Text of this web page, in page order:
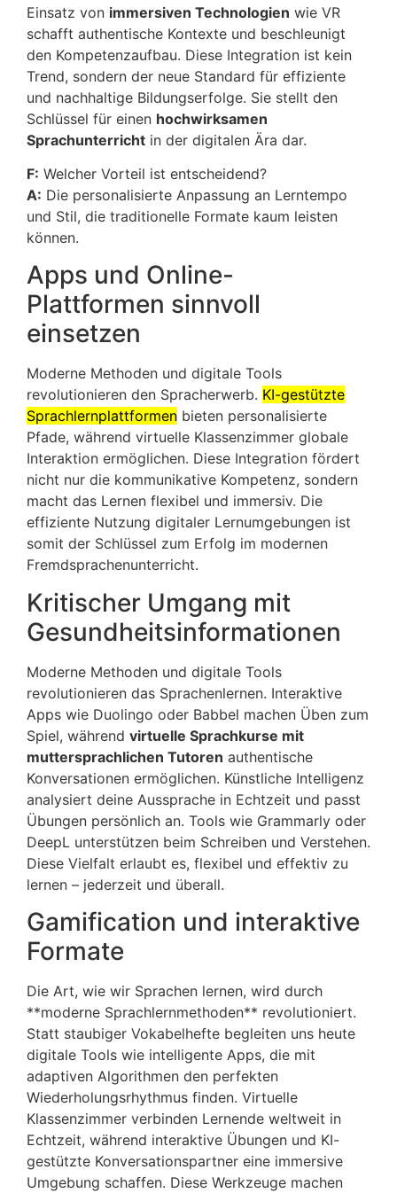
Einsatz von immersiven Technologien wie VR
schafft authentische Kontexte und beschleunigt
den Kompetenzaufbau. Diese Integration ist kein
Trend, sondern der neue Standard für effiziente
und nachhaltige Bildungserfolge. Sie stellt den
Schlüssel für einen hochwirksamen
Sprachunterricht in der digitalen Ära dar.
F: Welcher Vorteil ist entscheidend?
A: Die personalisierte Anpassung an Lerntempo
und Stil, die traditionelle Formate kaum leisten
können.
Apps und Online-
Plattformen sinnvoll
einsetzen
Moderne Methoden und digitale Tools
revolutionieren den Spracherwerb. KI-gestützte
Sprachlernplattformen bieten personalisierte
Pfade, während virtuelle Klassenzimmer globale
Interaktion ermöglichen. Diese Integration fördert
nicht nur die kommunikative Kompetenz, sondern
macht das Lernen flexibel und immersiv. Die
effiziente Nutzung digitaler Lernumgebungen ist
somit der Schlüssel zum Erfolg im modernen
Fremdsprachenunterricht.
Kritischer Umgang mit
Gesundheitsinformationen
Moderne Methoden und digitale Tools
revolutionieren das Sprachenlernen. Interaktive
Apps wie Duolingo oder Babbel machen Üben zum
Spiel, während virtuelle Sprachkurse mit
muttersprachlichen Tutoren authentische
Konversationen ermöglichen. Künstliche Intelligenz
analysiert deine Aussprache in Echtzeit und passt
Übungen persönlich an. Tools wie Grammarly oder
DeepL unterstützen beim Schreiben und Verstehen.
Diese Vielfalt erlaubt es, flexibel und effektiv zu
lernen – jederzeit und überall.
Gamification und interaktive
Formate
Die Art, wie wir Sprachen lernen, wird durch
**moderne Sprachlernmethoden** revolutioniert.
Statt staubiger Vokabelhefte begleiten uns heute
digitale Tools wie intelligente Apps, die mit
adaptiven Algorithmen den perfekten
Wiederholungsrhythmus finden. Virtuelle
Klassenzimmer verbinden Lernende weltweit in
Echtzeit, während interaktive Übungen und KI-
gestützte Konversationspartner eine immersive
Umgebung schaffen. Diese Werkzeuge machen